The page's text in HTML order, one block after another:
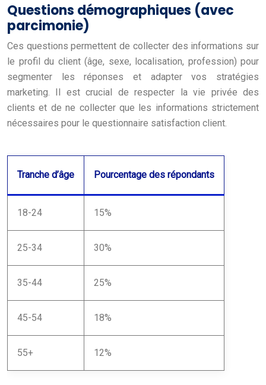
Questions démographiques (avec
parcimonie)
Ces questions permettent de collecter des informations sur
le profil du client (âge, sexe, localisation, profession) pour
segmenter les réponses et adapter vos stratégies
marketing. Il est crucial de respecter la vie privée des
clients et de ne collecter que les informations strictement
nécessaires pour le questionnaire satisfaction client.
Tranche d’âge Pourcentage des répondants
18-24 15%
25-34 30%
35-44 25%
45-54 18%
55+ 12%